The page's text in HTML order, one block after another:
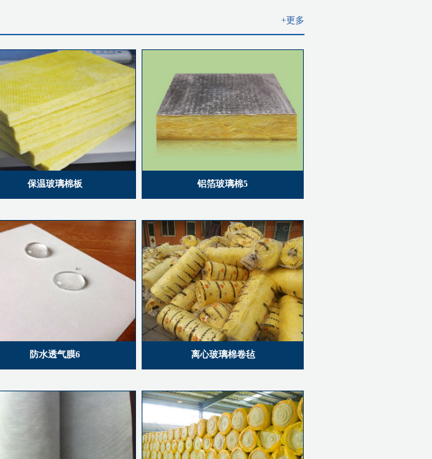
+更多
保温玻璃棉板 铝箔玻璃棉5
防水透气膜6 离心玻璃棉卷毡